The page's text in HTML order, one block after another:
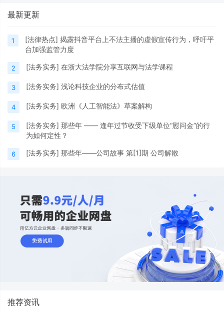
最新更新
1 [法律热点] 揭露抖音平台上不法主播的虚假宣传行为，呼吁平
台加强监管力度
2 [法务实务] 在浙大法学院分享互联网与法学课程
3 [法务实务] 浅论科技企业的分布式估值
4 [法务实务] 欧洲《人工智能法》草案解构
5 [法务实务] 那些年 —— 逢年过节收受下级单位“慰问金”的行
为如何定性？
6 [法务实务] 那些年——公司故事 第[1]期 公司解散
推荐资讯